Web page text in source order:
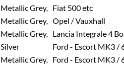
Metallic Grey, Fiat 500 etc
Metallic Grey, Opel / Vauxhall
Metallic Grey, Lancia Integrale 4
Silver
Ford - Escort MK3 /
Metallic Grey, Ford - Escort MK3 /